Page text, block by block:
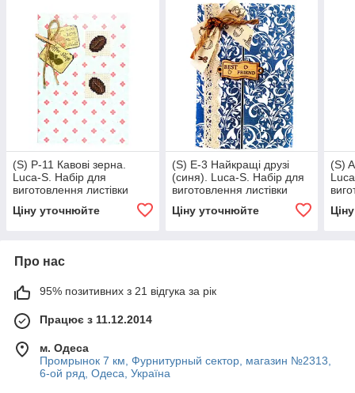
(S) P-11 Кавові зерна.
Luca-S. Набір для
виготовлення листівки
повний збірка з вишивкою
Ціну уточнюйте
(S) E-3 Найкращі друзі
(синя). Luca-S. Набір для
виготовлення листівки
повний збірка без вишивки
Ціну уточнюйте
(S)
Про нас
95% позитивних з 21 відгука за рік
Працює з 11.12.2014
м. Одеса
Промрынок 7 км, Фурнитурный сектор, магазин №2313,
6-ой ряд, Одеса, Україна